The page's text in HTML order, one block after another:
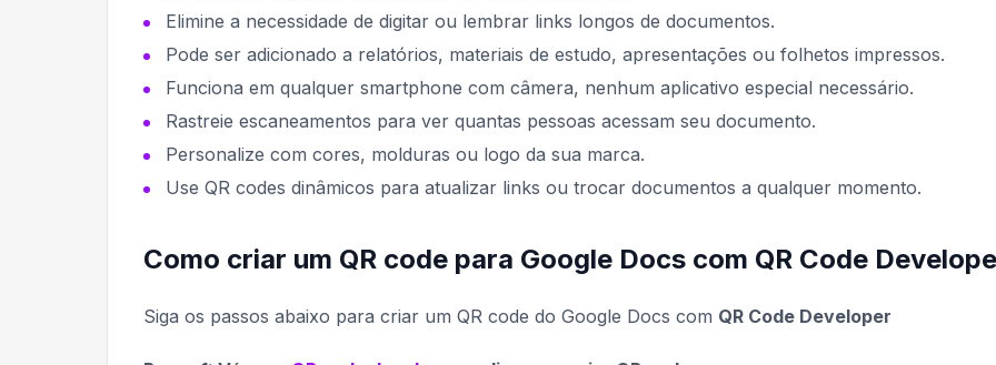
Elimine a necessidade de digitar ou lembrar links longos de documentos.
Pode ser adicionado a relatórios, materiais de estudo, apresentações ou folhetos impressos.
Funciona em qualquer smartphone com câmera, nenhum aplicativo especial necessário.
Rastreie escaneamentos para ver quantas pessoas acessam seu documento.
Personalize com cores, molduras ou logo da sua marca.
Use QR codes dinâmicos para atualizar links ou trocar documentos a qualquer momento.
Como criar um QR code para Google Docs com QR Code
Siga os passos abaixo para criar um QR code do Google Docs com QR Code Developer